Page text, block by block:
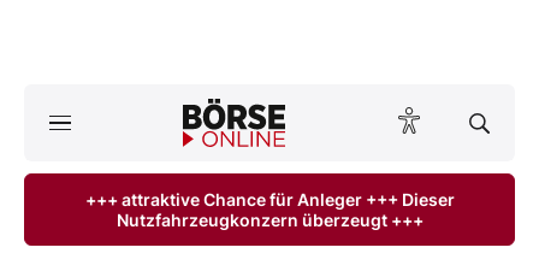
Anlageprodukte
+++ attraktive Chance für Anleger +++ Dieser
Nutzfahrzeugkonzern überzeugt +++